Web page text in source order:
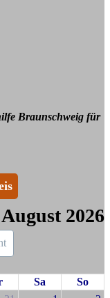
Braunschweig für
August 2026
Sa
So